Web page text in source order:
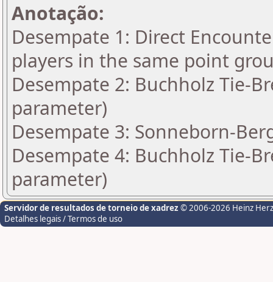
Anotação:
Desempate 1: Direct
players in the same point
Desempate 2: Buchholz Tie-
parameter)
Desempate 3: Sonneborn-
Desempate 4: Buchholz Tie-
parameter)
Servidor de resultados de torneio de xadrez © 2006-2026 Heinz
Detalhes legais / Termos de uso